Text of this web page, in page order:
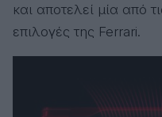
και αποτελεί μία από
επιλογές της Ferrari.